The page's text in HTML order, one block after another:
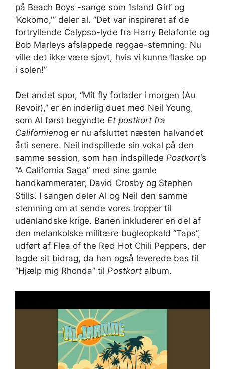
på Beach Boys -sange som ‘Island Girl’ og
‘Kokomo,'” deler al. ”Det var inspireret af de
fortryllende Calypso-lyde fra Harry Belafonte og
Bob Marleys afslappede reggae-stemning. Nu
ville det ikke være sjovt, hvis vi kunne flaske op
i solen!”
Det andet spor, “Mit fly forlader i morgen (Au
Revoir),” er en inderlig duet med Neil Young,
som Al først begyndte Et postkort fra
Californienog er nu afsluttet næsten halvandet
årti senere. Neil indspillede sin vokal på den
samme session, som han indspillede Postkort‘s
“A California Saga” med sine gamle
bandkammerater, David Crosby og Stephen
Stills. I sangen deler Al og Neil den samme
stemning om at sende vores tropper til
udenlandske krige. Banen inkluderer en del af
den melankolske militære bugleopkald “Taps”,
udført af Flea of ​​the Red Hot Chili Peppers, der
lagde sit bidrag, da han også leverede bas til
“Hjælp mig Rhonda” til Postkort album.